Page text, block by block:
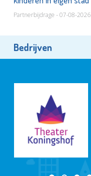
Partnerbijdrage - 07-08-2026
Bedrijven